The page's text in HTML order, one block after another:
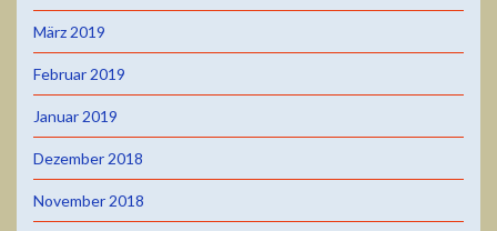
März 2019
Februar 2019
Januar 2019
Dezember 2018
November 2018